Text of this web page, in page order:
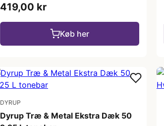
419,00 kr
Køb her
DYRUP
Dyrup Træ & Metal Ekstra Dæk 50